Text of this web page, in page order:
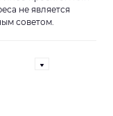
не является
советом.